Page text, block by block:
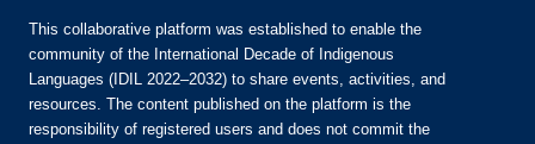
Присоединяйтесь к сообществу:
This collaborative platform was established to enable the
community of the International Decade of Indigenous
Languages (IDIL 2022–2032) to share events, activities, and
resources. The content published on the platform is the
responsibility of registered users and does not commit the